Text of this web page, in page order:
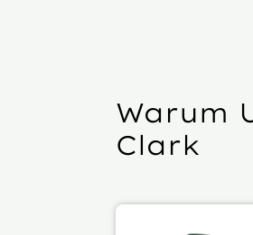
Warum
Clark